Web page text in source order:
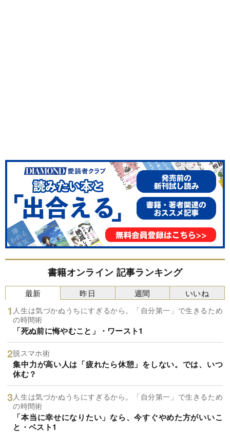
書籍オンライン 記事ランキング
最新
人生は気づかぬうちにすぎるから。「自分第一」で生きるため
の時間術
「死ぬ前に悔やむこと」・ワースト1
脱スマホ術
集中力が高い人は「疲れたら休憩」をしない。では、いつ
休む？
人生は気づかぬうちにすぎるから。「自分第一」で生きるため
の時間術
「本当に幸せになりたい」なら、今すぐやめた方がいいこ
と・ベスト1
昨日 週間 いいね